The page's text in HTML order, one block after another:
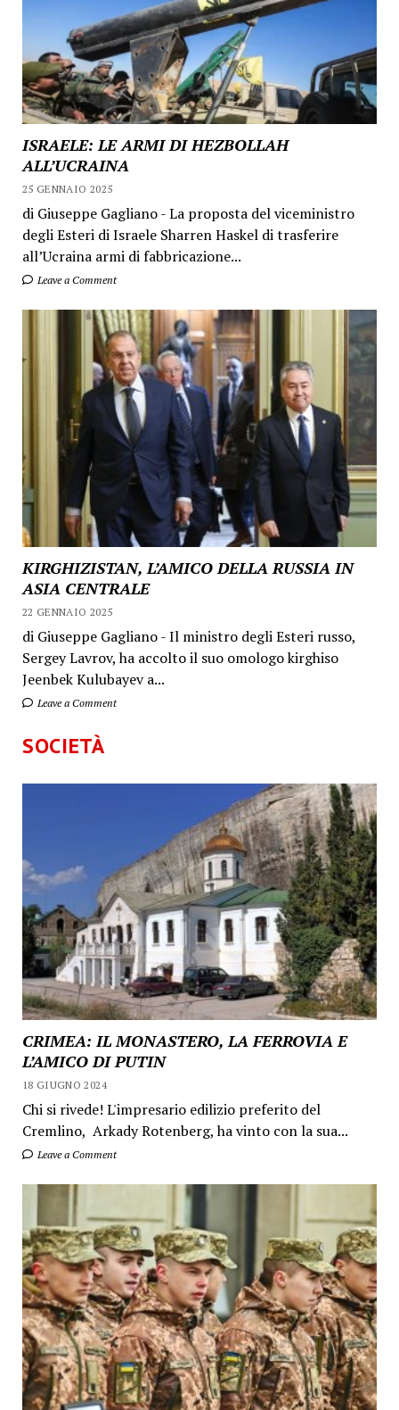
ISRAELE: LE ARMI DI HEZBOLLAH
ALL’UCRAINA
25 GENNAIO 2025
di Giuseppe Gagliano - La proposta del viceministro
degli Esteri di Israele Sharren Haskel di trasferire
all’Ucraina armi di fabbricazione...
Leave a Comment
KIRGHIZISTAN, L’AMICO DELLA RUSSIA IN
ASIA CENTRALE
22 GENNAIO 2025
di Giuseppe Gagliano - Il ministro degli Esteri russo,
Sergey Lavrov, ha accolto il suo omologo kirghiso
Jeenbek Kulubayev a...
Leave a Comment
SOCIETÀ
CRIMEA: IL MONASTERO, LA FERROVIA E
L’AMICO DI PUTIN
18 GIUGNO 2024
Chi si rivede! L'impresario edilizio preferito del
Cremlino, Arkady Rotenberg, ha vinto con la sua...
Leave a Comment